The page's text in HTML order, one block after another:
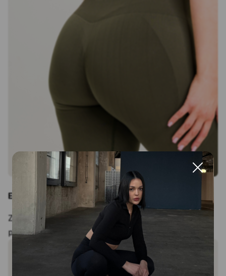
Efekt push-up
Zaprojektowana konstrukcja unosi i podkreśla kształt
pośladków.